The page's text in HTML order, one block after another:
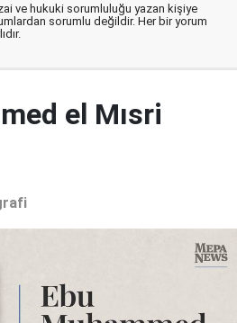
ve hukuki sorumluluğu yazan kişiye
sorumlu değildir. Her bir yorum
el Mısri